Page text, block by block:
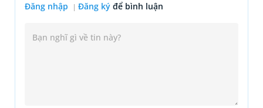
Đăng nhập Đăng ký để bình luận